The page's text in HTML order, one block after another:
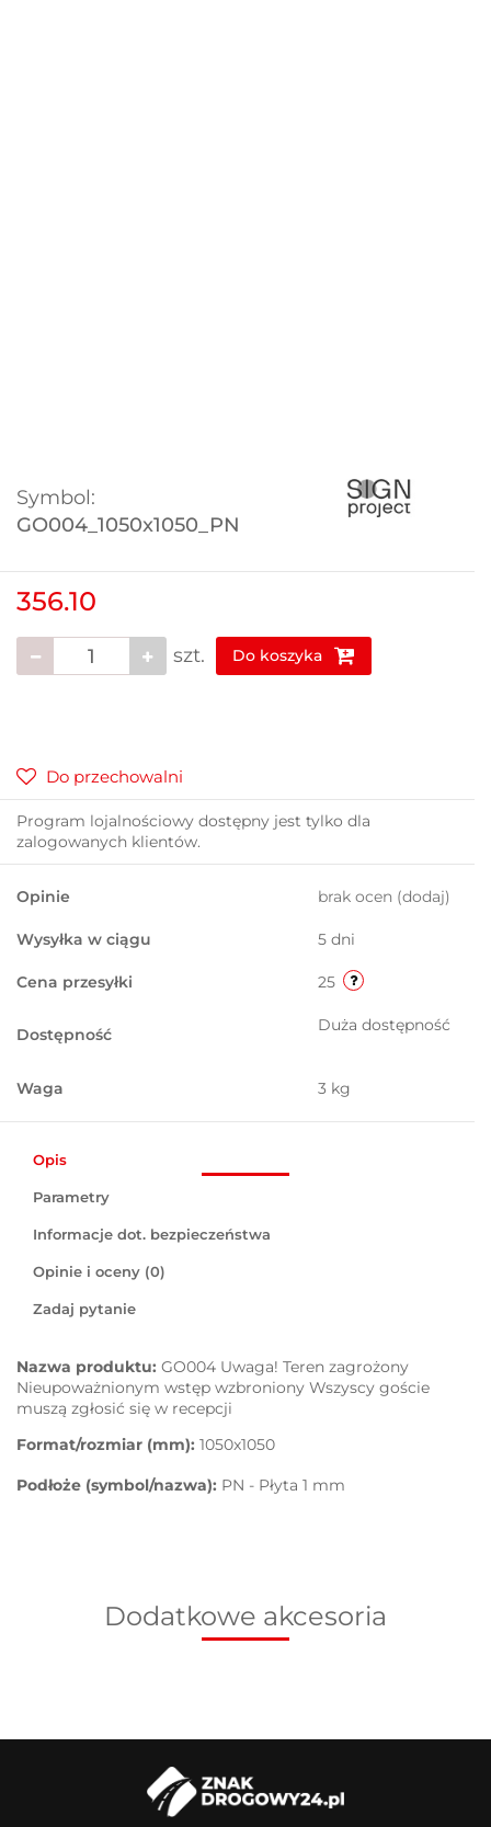
Symbol:
GO004_1050x1050_PN
356.10
szt. Do koszyka
Do przechowalni
Program lojalnościowy dostępny jest tylko dla
zalogowanych klientów.
Opinie brak ocen (dodaj)
Wysyłka w ciągu 5 dni
Cena przesyłki 25
Dostępność Duża dostępność
Waga 3 kg
Opis
Parametry
Informacje dot. bezpieczeństwa
Opinie i oceny (0)
Zadaj pytanie
Nazwa produktu: GO004 Uwaga! Teren zagrożony
Nieupoważnionym wstęp wzbroniony Wszyscy goście
muszą zgłosić się w recepcji
Format/rozmiar (mm): 1050x1050
Podłoże (symbol/nazwa): PN - Płyta 1 mm
Dodatkowe akcesoria